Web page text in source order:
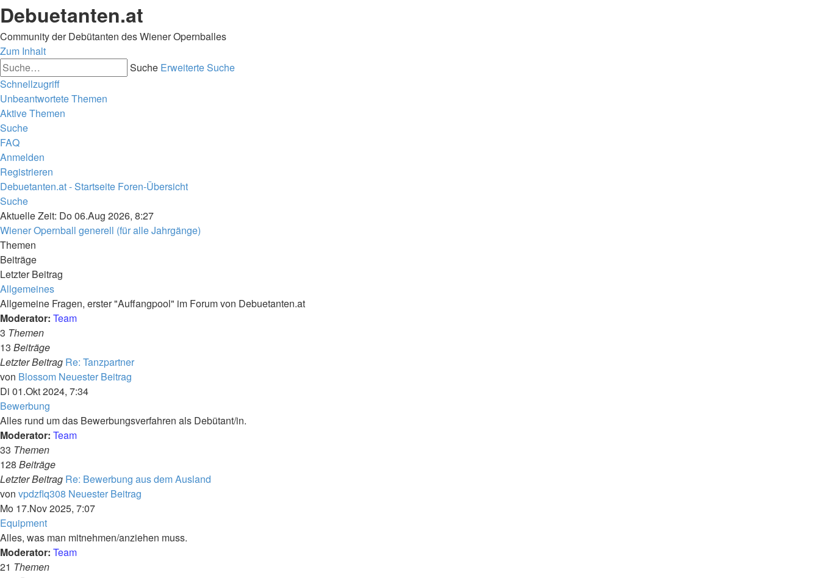
Debuetanten.at
Community der Debütanten des Wiener Opernballes
Zum Inhalt
Suche Erweiterte Suche
Schnellzugriff
Unbeantwortete Themen
Aktive Themen
Suche
FAQ
Anmelden
Registrieren
Debuetanten.at - Startseite Foren-Übersicht
Suche
Aktuelle Zeit: Do 06.Aug 2026, 8:27
Wiener Opernball generell (für alle Jahrgänge)
Themen
Beiträge
Letzter Beitrag
Allgemeines
Allgemeine Fragen, erster "Auffangpool" im Forum von Debuetanten.at
Moderator: Team
3 Themen
13 Beiträge
Letzter Beitrag Re: Tanzpartner
von Blossom Neuester Beitrag
Di 01.Okt 2024, 7:34
Bewerbung
Alles rund um das Bewerbungsverfahren als Debütant/in.
Moderator: Team
33 Themen
128 Beiträge
Letzter Beitrag Re: Bewerbung aus dem Ausland
von vpdzflq308 Neuester Beitrag
Mo 17.Nov 2025, 7:07
Equipment
Alles, was man mitnehmen/anziehen muss.
Moderator: Team
21 Themen